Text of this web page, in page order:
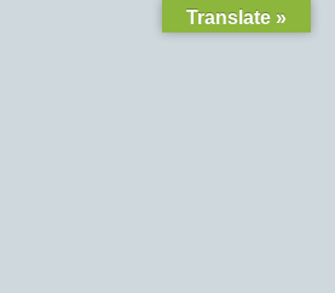
Translate »